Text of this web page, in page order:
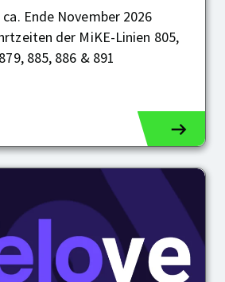
Ende November 2026
der MiKE-Linien 805,
885, 886 & 891
2026:
Anpassung
der
Fahrtzeiten